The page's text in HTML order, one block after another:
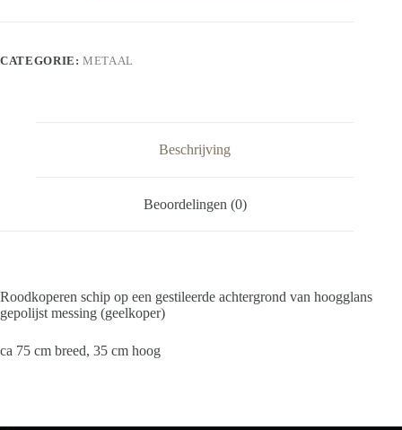
CATEGORIE:METAAL
Beschrijving
Beoordelingen (0)
Roodkoperen schip op een gestileerde achtergrond van hoogglans
gepolijst messing (geelkoper)
ca 75 cm breed, 35 cm hoog